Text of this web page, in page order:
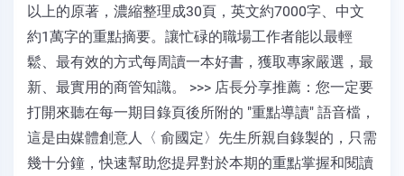
以上的原著，濃縮整理成30頁，英文約7000字、中文
約1萬字的重點摘要。讓忙碌的職場工作者能以最輕
鬆、最有效的方式每周讀一本好書，獲取專家嚴選，最
新、最實用的商管知識。 >>> 店長分享推薦：您一定要
打開來聽在每一期目錄頁後所附的 "重點導讀" 語音檔，
這是由媒體創意人〈 俞國定〉先生所親自錄製的，只需
幾十分鐘，快速幫助您提昇對於本期的重點掌握和閱讀